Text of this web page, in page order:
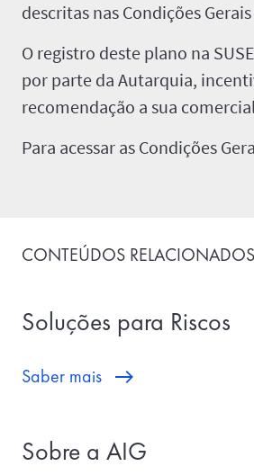
descritas nas Condições
O registro deste plano na
por parte da Autarquia,
recomendação a sua
Para acessar as Condições
CONTEÚDOS RELACIONADOS
Soluções para Riscos
Saber mais
Sobre a AIG